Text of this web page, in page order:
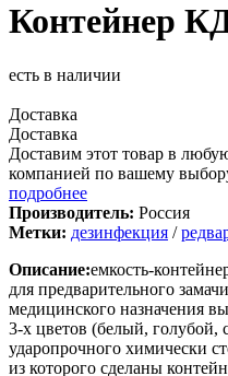
Контейнер
есть в наличии
Доставка
Доставка
Доставим этот товар в
компанией по вашему
подробнее
Производитель: Россия
Метки: дезинфекция /
Описание:емкость-
для предварительного
медицинского назначения
3-х цветов (белый,
ударопрочного химически
из которого сделаны